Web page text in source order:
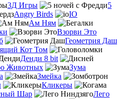
3Д Игры
5
Angry Birds
IO
Ам Ням
Взорви Это
Геометрия Даш
Кот Том
Денди 8 bit
Животных
Зума
Змейка
Кликеры
Шар
Лего